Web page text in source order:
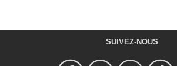
SUIVEZ-NOUS